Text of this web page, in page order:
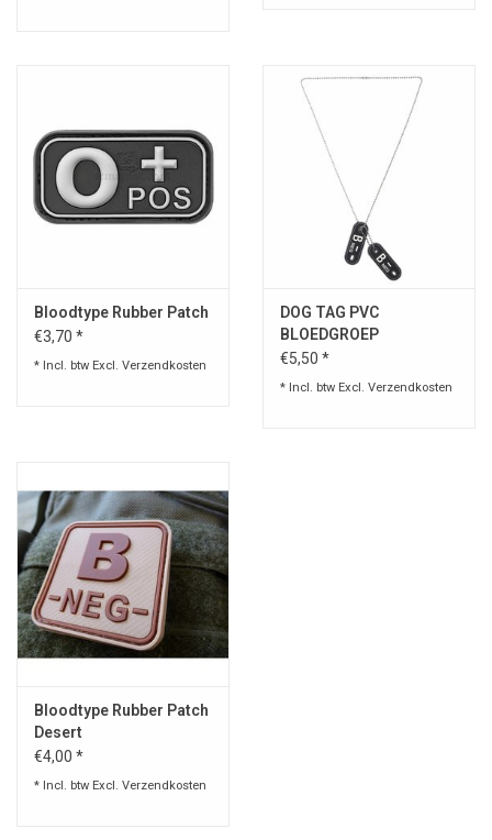
Bloodtype Rubber Patch
€3,70 *
* Incl. btw Excl. Verzendkosten
DOG TAG PVC
BLOEDGROEP
€5,50 *
* Incl. btw Excl. Verzendkosten
Bloodtype Rubber Patch
Desert
€4,00 *
* Incl. btw Excl. Verzendkosten